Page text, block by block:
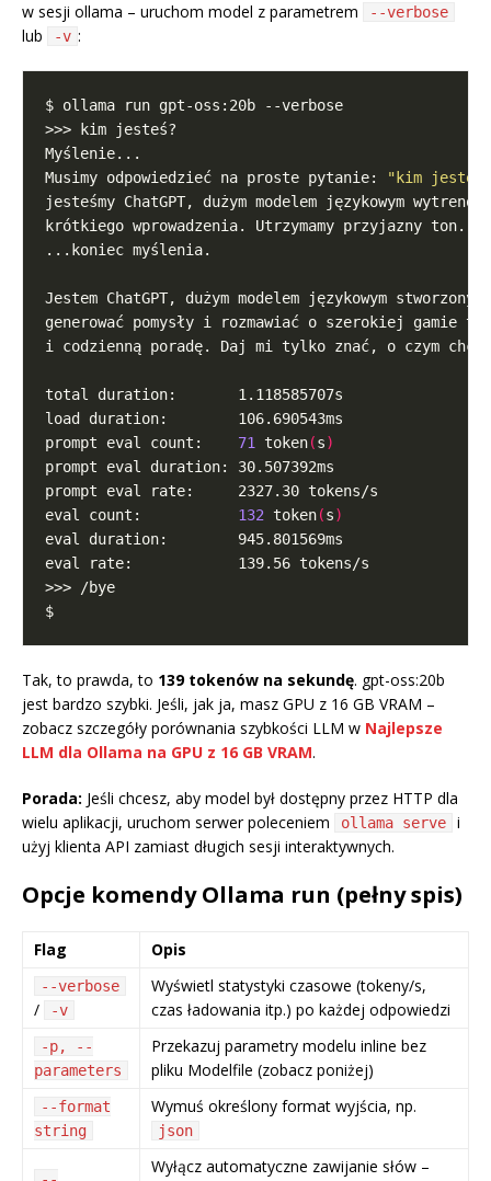
w sesji ollama – uruchom model z parametrem
--verbose
lub -v :
Musimy odpowiedzieć na proste pytanie:
"kim
prompt eval count: 71 token(s)
eval count: 132 token(s)
Tak, to prawda, to 139 tokenów na sekundę. gpt-oss:20b
jest bardzo szybki. Jeśli, jak ja, masz GPU z 16 GB VRAM –
zobacz szczegóły porównania szybkości LLM w Najlepsze
LLM dla Ollama na GPU z 16 GB VRAM.
Porada: Jeśli chcesz, aby model był dostępny przez HTTP dla
wielu aplikacji, uruchom serwer poleceniem
ollama serve
i
użyj klienta API zamiast długich sesji interaktywnych.
Opcje komendy Ollama run (pełny spis)
Flag Opis
--verbose
/ -v
Wyświetl statystyki czasowe (tokeny/s,
czas ładowania itp.) po każdej odpowiedzi
-p, --
parameters
Przekazuj parametry modelu inline bez
pliku Modelfile (zobacz poniżej)
--format
string
Wymuś określony format wyjścia, np.
json
Wyłącz automatyczne zawijanie słów –